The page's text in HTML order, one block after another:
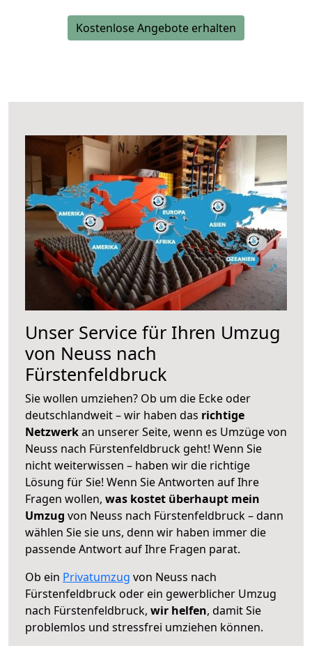
Kostenlose Angebote erhalten
Unser Service für Ihren Umzug
von Neuss nach
Fürstenfeldbruck
Sie wollen umziehen? Ob um die Ecke oder
deutschlandweit – wir haben das richtige
Netzwerkan unserer Seite, wenn es Umzüge von
Neuss nach Fürstenfeldbruck geht! Wenn Sie
nicht weiterwissen – haben wir die richtige
Lösung für Sie! Wenn Sie Antworten auf Ihre
Fragen wollen, was kostet überhaupt mein
Umzug von Neuss nach Fürstenfeldbruck – dann
wählen Sie sie uns, denn wir haben immer die
passende Antwort auf Ihre Fragen parat.
Ob ein Privatumzug von Neuss nach
Fürstenfeldbruck oder ein gewerblicher Umzug
nach Fürstenfeldbruck, wir helfen, damit Sie
problemlos und stressfrei umziehen können.